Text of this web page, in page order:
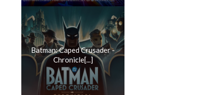
Batman: Caped Crusader -
Chronicle[...]